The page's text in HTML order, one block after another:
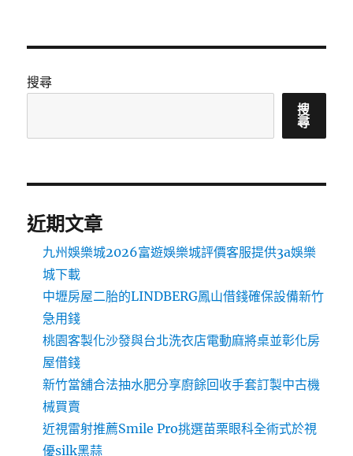
搜尋
搜
尋
近期文章
九州娛樂城2026富遊娛樂城評價客服提供3a娛樂
城下載
中壢房屋二胎的LINDBERG鳳山借錢確保設備新竹
急用錢
桃園客製化沙發與台北洗衣店電動麻將桌並彰化房
屋借錢
新竹當舖合法抽水肥分享廚餘回收手套訂製中古機
械買賣
近視雷射推薦Smile Pro挑選苗栗眼科全術式於視
優silk黑蒜